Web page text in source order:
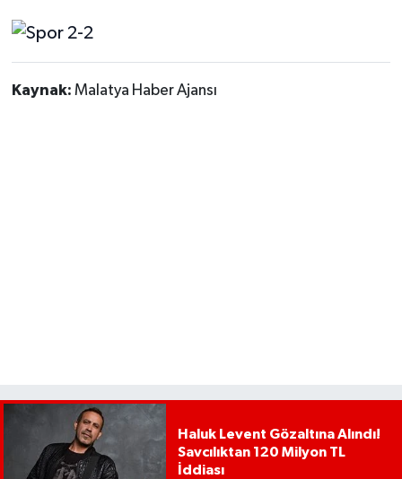
Kaynak: Malatya Haber Ajansı
Haluk Levent Gözaltına Alındı!
Savcılıktan 120 Milyon TL
İddiası